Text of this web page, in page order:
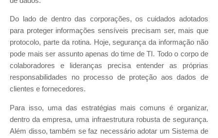
Do lado de dentro das corporações, os cuidados adotados
para proteger informações sensíveis precisam ser, mais que
protocolo, parte da rotina. Hoje, segurança da informação não
pode mais ser assunto apenas do time de TI. Todo o corpo de
colaboradores e lideranças precisa entender as próprias
responsabilidades no processo de proteção aos dados de
clientes e fornecedores.
Para isso, uma das estratégias mais comuns é organizar,
dentro da empresa, uma infraestrutura robusta de segurança.
Além disso, também se faz necessário adotar um Sistema de